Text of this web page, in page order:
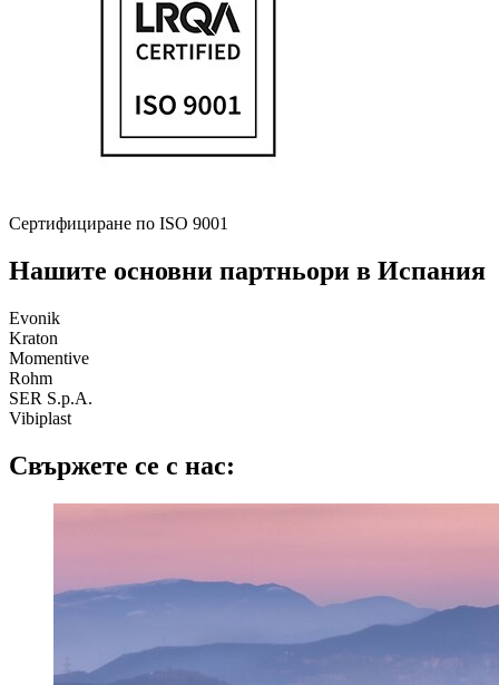
Сертифициране по ISO 9001
Нашите основни партньори в Испания
Evonik
Kraton
Momentive
Rohm
SER S.p.A.
Vibiplast
Свържете се с нас: